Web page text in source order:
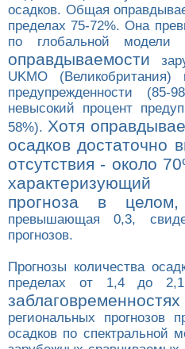
осадков. Общая
пределах 75-72%. Она
по глобальной
оправдываемости
UKMO
предупрежденности
невысокий процент
58%). Хотя
осадков достаточно
отсутствия - около
характеризующий
прогноза в
превышающая 0,3,
прогнозов.
Прогнозы количества
пределах от 1,4 до
заблаговременностях
региональных прогнозов
осадков по